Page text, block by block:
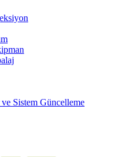
Sistem Güncelleme